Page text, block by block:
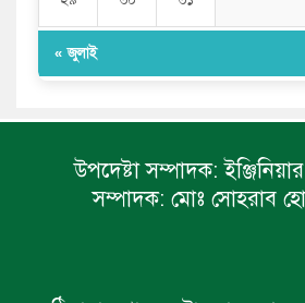
« জুলাই
উপদেষ্টা সম্পাদক:
সম্পাদক: মোঃ সোহরাব